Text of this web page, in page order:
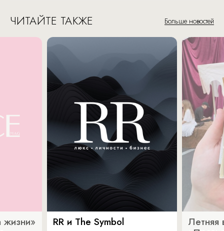
ЧИТАЙТЕ ТАКЖЕ Больше новостей
жизни»
RR и The Symbol
Летняя